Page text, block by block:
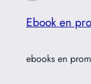
Ebook en
ebooks en